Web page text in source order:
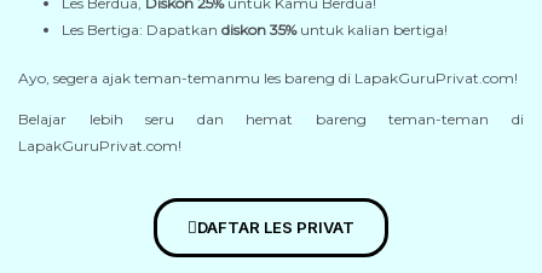
Les Bertiga: Dapatkan diskon 35%untuk kalian bertiga!
Ayo, segera ajak teman-temanmu les bareng di LapakGuruPrivat.com!
Belajar lebih seru dan hemat bareng teman-teman di
LapakGuruPrivat.com!
DAFTAR LES PRIVAT